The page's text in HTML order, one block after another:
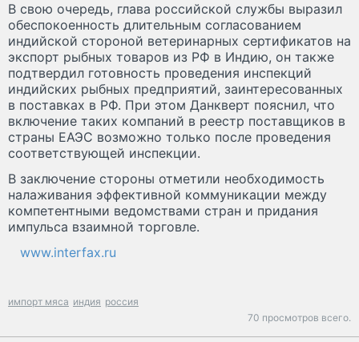
В свою очередь, глава российской службы выразил
обеспокоенность длительным согласованием
индийской стороной ветеринарных сертификатов на
экспорт рыбных товаров из РФ в Индию, он также
подтвердил готовность проведения инспекций
индийских рыбных предприятий, заинтересованных
в поставках в РФ. При этом Данкверт пояснил, что
включение таких компаний в реестр поставщиков в
страны ЕАЭС возможно только после проведения
соответствующей инспекции.
В заключение стороны отметили необходимость
налаживания эффективной коммуникации между
компетентными ведомствами стран и придания
импульса взаимной торговле.
www.interfax.ru
импорт мяса индия россия
70 просмотров всего.